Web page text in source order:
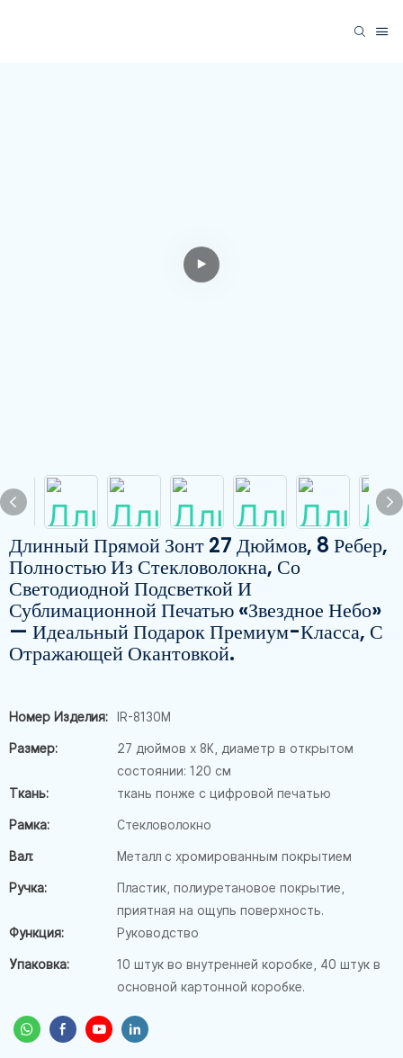
Длинный Прямой Зонт 27 Дюймов, 8 Ребер,
Полностью Из Стекловолокна, Со
Светодиодной Подсветкой И
Сублимационной Печатью «Звездное Небо»
— Идеальный Подарок Премиум-Класса, С
Отражающей Окантовкой.
Номер Изделия: IR-8130M
Размер:
27 дюймов x 8K, диаметр в открытом
состоянии: 120 см
Ткань:
ткань понже с цифровой печатью
Рамка: Стекловолокно
Вал: Металл с хромированным покрытием
Ручка:
Пластик, полиуретановое покрытие,
приятная на ощупь поверхность.
Функция:
Руководство
Упаковка:
10 штук во внутренней коробке, 40 штук в
основной картонной коробке.